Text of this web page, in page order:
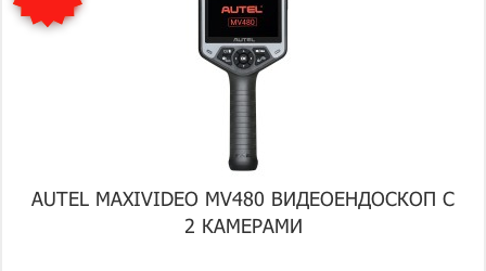
AUTEL MAXIVIDEO MV480 ВИДЕОЕНДОСКОП С
2 КАМЕРАМИ